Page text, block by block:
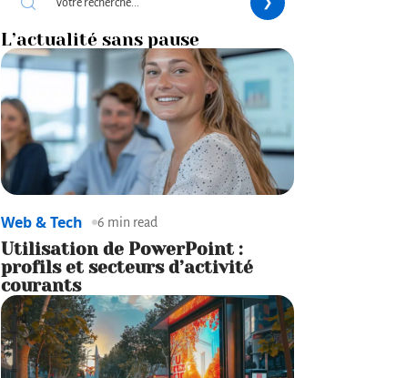
L’actualité sans pause
Web & Tech 6 min read
Utilisation de PowerPoint :
profils et secteurs d’activité
courants